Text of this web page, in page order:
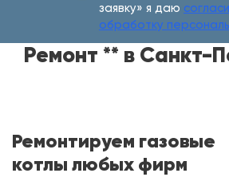
заявку» я даю
обработку
Ремонт ** в Санкт-
Ремонтируем газовые
котлы любых фирм